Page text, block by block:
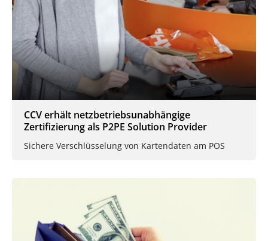
CCV erhält netzbetriebsunabhängige
Zertifizierung als P2PE Solution Provider
Sichere Verschlüsselung von Kartendaten am POS